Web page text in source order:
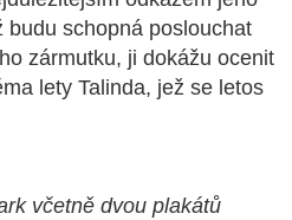
budu schopná poslouchat
zármutku, ji dokážu ocenit
lety Talinda, jež se letos
včetně dvou plakátů